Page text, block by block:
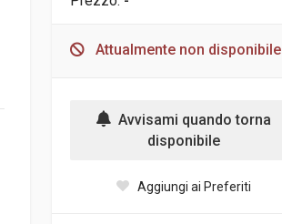
Attualmente non disponibile
Avvisami quando torna
disponibile
Aggiungi ai Preferiti